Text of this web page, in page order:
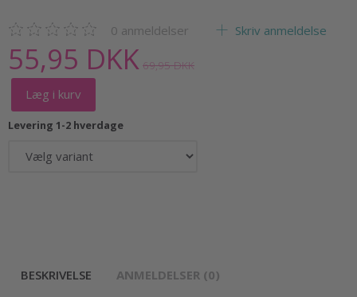
0 anmeldelser Skriv anmeldelse
55,95 DKK 69,95 DKK
Læg i kurv
Levering 1-2 hverdage
BESKRIVELSE ANMELDELSER (0)